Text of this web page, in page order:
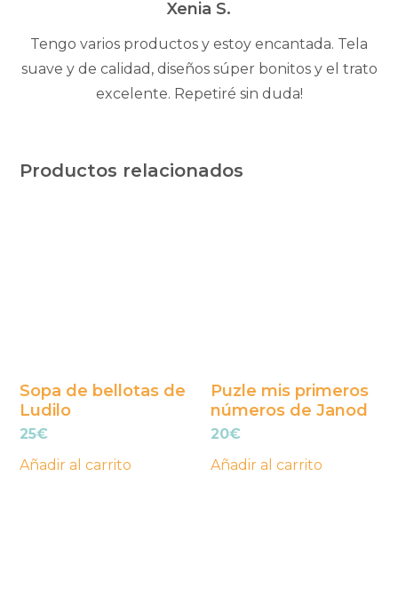
5Xenia S.
Tengo varios productos y estoy encantada. Tela
suave y de calidad, diseños súper bonitos y el trato
excelente. Repetiré sin duda!
Productos relacionados
Sopa de bellotas de
Ludilo
25€
Añadir al carrito
Puzle mis primeros
números de Janod
20€
Añadir al carrito